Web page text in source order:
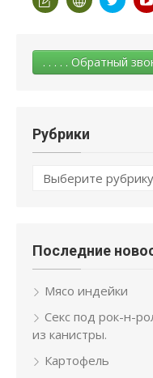
. . . . . Обратный
Рубрики
Рубрики
Последние
Мясо индейки
Секс под рок-н-
из канистры.
Картофель